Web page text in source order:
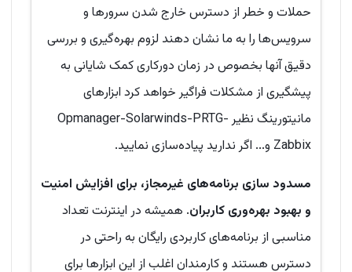
حملات و خطر از دسترس خارج شدن سرورها و
سرویس‌ها را به ما نشان دهند لزوم بهره‌گیری و بررسی
دقیق آنها بخصوص در زمان دورکاری کمک شایانی به
پیشگیری از مشکلات فراگیر خواهد کرد ابزارهای
مانیتورینگ نظیر Opmanager-Solarwinds-PRTG-
Zabbix و... اگر ندارید پیاده‌سازی نمایید.
مسدود سازی برنامه‌های غیرمجاز، برای افزایش امنیت
و بهبود بهره‌وری کاربران. همیشه در اینترنت تعداد
مناسبی از برنامه‌های کاربردی رایگان به راحتی در
دسترس هستند و کارمندان اغلب از این ابزارها برای